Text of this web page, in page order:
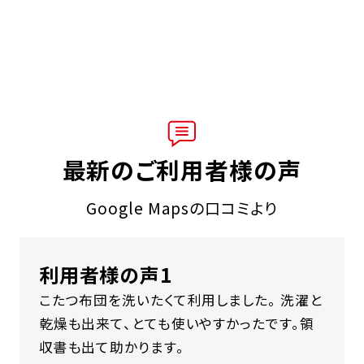
最新のご利用者様の声
Google Mapsの口コミより
利用者様の声1
こたつ布団を洗いたくて利用しました。 洗濯と
乾燥も出来て、とても使いやすかったです。領
収書も出て助かります。